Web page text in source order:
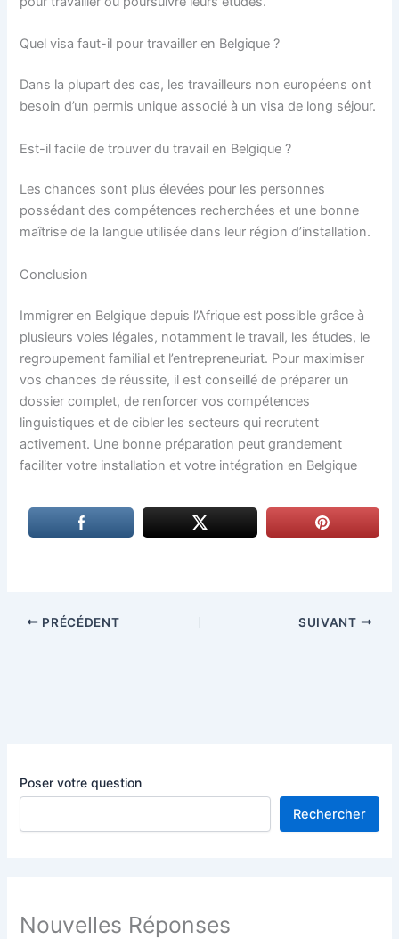
Poser votre question
Rechercher
Nouvelles Réponses
Quel visa faut-il pour travailler en Belgique ?
Dans la plupart des cas, les travailleurs non européens ont
besoin d’un permis unique associé à un visa de long séjour.
Est-il facile de trouver du travail en Belgique ?
Les chances sont plus élevées pour les personnes
possédant des compétences recherchées et une bonne
maîtrise de la langue utilisée dans leur région d’installation.
Conclusion
Immigrer en Belgique depuis l’Afrique est possible grâce à
plusieurs voies légales, notamment le travail, les études, le
regroupement familial et l’entrepreneuriat. Pour maximiser
vos chances de réussite, il est conseillé de préparer un
dossier complet, de renforcer vos compétences
linguistiques et de cibler les secteurs qui recrutent
activement. Une bonne préparation peut grandement
faciliter votre installation et votre intégration en Belgique
PRÉCÉDENT SUIVANT